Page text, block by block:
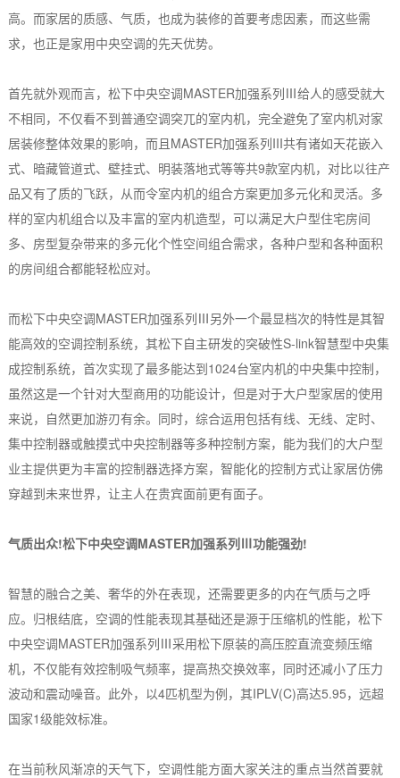
高。而家居的质感、气质，也成为装修的首要考虑因素，而这些需
求，也正是家用中央空调的先天优势。
首先就外观而言，松下中央空调MASTER加强系列Ⅲ给人的感受就大
不相同，不仅看不到普通空调突兀的室内机，完全避免了室内机对家
居装修整体效果的影响，而且MASTER加强系列III共有诸如天花嵌入
式、暗藏管道式、壁挂式、明装落地式等等共9款室内机，对比以往产
品又有了质的飞跃，从而令室内机的组合方案更加多元化和灵活。多
样的室内机组合以及丰富的室内机造型，可以满足大户型住宅房间
多、房型复杂带来的多元化个性空间组合需求，各种户型和各种面积
的房间组合都能轻松应对。
而松下中央空调MASTER加强系列Ⅲ另外一个最显档次的特性是其智
能高效的空调控制系统，其松下自主研发的突破性S-link智慧型中央集
成控制系统，首次实现了最多能达到1024台室内机的中央集中控制，
虽然这是一个针对大型商用的功能设计，但是对于大户型家居的使用
来说，自然更加游刃有余。同时，综合运用包括有线、无线、定时、
集中控制器或触摸式中央控制器等多种控制方案，能为我们的大户型
业主提供更为丰富的控制器选择方案，智能化的控制方式让家居仿佛
穿越到未来世界，让主人在贵宾面前更有面子。
气质出众!松下中央空调MASTER加强系列Ⅲ功能强劲!
智慧的融合之美、奢华的外在表现，还需要更多的内在气质与之呼
应。归根结底，空调的性能表现其基础还是源于压缩机的性能，松下
中央空调MASTER加强系列Ⅲ采用松下原装的高压腔直流变频压缩
机，不仅能有效控制吸气频率，提高热交换效率，同时还减小了压力
波动和震动噪音。此外，以4匹机型为例，其IPLV(C)高达5.95，远超
国家1级能效标准。
在当前秋风渐凉的天气下，空调性能方面大家关注的重点当然首要就